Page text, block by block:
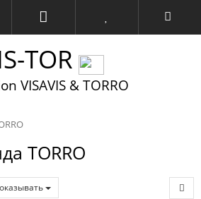
TOR
VISAVIS & TORRO
TORRO